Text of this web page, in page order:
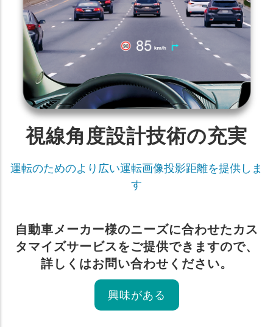
視線角度設計技術の充実
運転のためのより広い運転画像投影距離を提供しま
す
自動車メーカー様のニーズに合わせたカス
タマイズサービスをご提供できますので、
詳しくはお問い合わせください。
興味がある